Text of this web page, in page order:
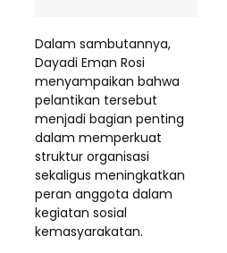
Dalam sambutannya,
Dayadi Eman Rosi
menyampaikan bahwa
pelantikan tersebut
menjadi bagian penting
dalam memperkuat
struktur organisasi
sekaligus meningkatkan
peran anggota dalam
kegiatan sosial
kemasyarakatan.